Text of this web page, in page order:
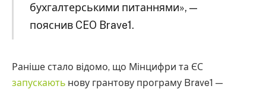
бухгалтерськими питаннями», —
пояснив CEO Brave1.
Раніше стало відомо, що Мінцифри та ЄС
запускають нову грантову програму Brave1 —